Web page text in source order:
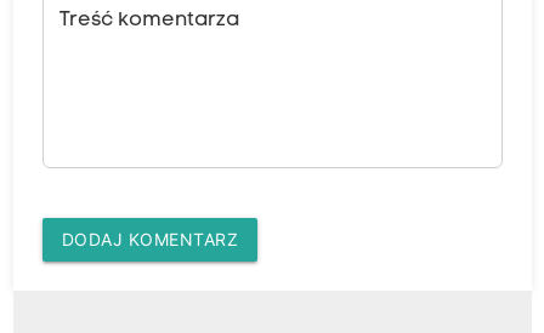
Treść komentarza
DODAJ KOMENTARZ